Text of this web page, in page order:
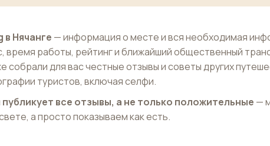
в Нячанге — информация о месте и вся необходимая
время работы, рейтинг и ближайший общественный
собрали для вас честные отзывы и советы других
туристов, включая селфи.
публикует все отзывы, а не только положительные —
а просто показываем как есть.